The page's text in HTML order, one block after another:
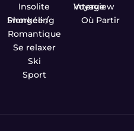
Insolite
Plongée / Snorkeling
Romantique
Se relaxer
Ski
Sport
Interview Voyage
Où Partir